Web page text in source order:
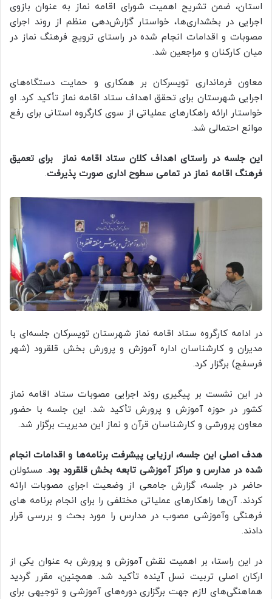
استان، ضمن تشریح اهمیت شورای اقامه نماز به عنوان بازوی
اجرایی در بخشداری‌ها، خواستار گزارش‌دهی منظم از روند اجرای
مصوبات و اقدامات انجام شده در راستای ترویج فرهنگ نماز در
میان کارکنان و مراجعین شد.
معاون فرمانداری تویسرکان بر همکاری و حمایت دستگاه‌های
اجرایی شهرستان برای تحقق اهداف ستاد اقامه نماز تأکید کرد. او
خواستار ارائه راهکارهای عملیاتی از سوی کارگروه استانی برای رفع
موانع احتمالی شد.
این جلسه در راستای اهداف کلان ستاد اقامه نماز برای تعمیق
فرهنگ اقامه نماز در تمامی سطوح اداری صورت پذیرفت.
در ادامه کارگروه ستاد اقامه نماز شهرستان تویسرکان جلسه‌ای با
مدیران و کارشناسان اداره آموزش و پرورش بخش قلقرود (شهر
فرسفج) برگزار کرد.
در این نشست بر پیگیری روند اجرایی مصوبات ستاد اقامه نماز
کشور در حوزه آموزش و پرورش تأکید شد. این جلسه با حضور
معاون پرورشی و کارشناسان قرآن و نماز این مدیریت برگزار شد.
هدف اصلی این جلسه، ارزیابی پیشرفت برنامه‌ها و اقدامات انجام
شده در مدارس و مراکز آموزشی تابعه بخش قلقرود بود. مسئولان
حاضر در جلسه، گزارش جامعی از وضعیت اجرای مصوبات ارائه
کردند. آن‌ها راهکارهای عملیاتی مختلفی را برای انجام برنامه های
فرهنگی وآموزشی مصوب در مدارس را مورد بحث و بررسی قرار
دادند.
در این راستا، بر اهمیت نقش آموزش و پرورش به عنوان یکی از
ارکان اصلی تربیت نسل آینده تأکید شد. همچنین، مقرر گردید
هماهنگی‌های لازم جهت برگزاری دوره‌های آموزشی و توجیهی برای